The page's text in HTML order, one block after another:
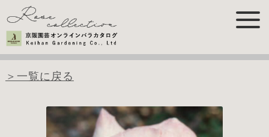
＞一覧に戻る